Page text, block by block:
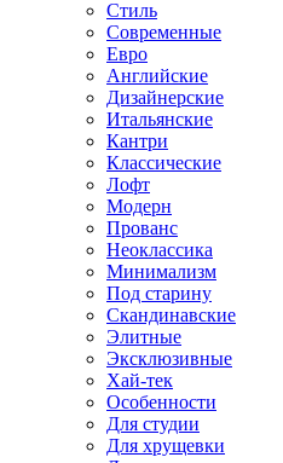
Стиль
Современные
Евро
Английские
Дизайнерские
Итальянские
Кантри
Классические
Лофт
Модерн
Прованс
Неоклассика
Минимализм
Под старину
Скандинавские
Элитные
Эксклюзивные
Хай-тек
Особенности
Для студии
Для хрущевки